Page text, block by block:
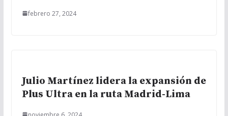
febrero 27, 2024
Julio Martínez lidera la expansión de
Plus Ultra en la ruta Madrid-Lima